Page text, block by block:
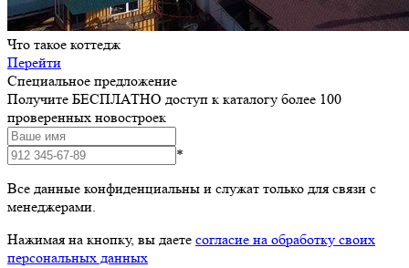
Что такое коттедж
Перейти
Специальное предложение
Получите БЕСПЛАТНО доступ к каталогу более 100
проверенных новостроек
*
Все данные конфиденциальны и служат только для связи с
менеджерами.
Нажимая на кнопку, вы даете согласие на обработку своих
персональных данных